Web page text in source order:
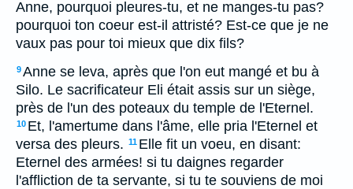
Anne, pourquoi pleures-tu, et ne manges-tu pas?
pourquoi ton coeur est-il attristé? Est-ce que je ne
vaux pas pour toi mieux que dix fils?
9Anne se leva, après que l'on eut mangé et bu à
Silo. Le sacrificateur Eli était assis sur un siège,
près de l'un des poteaux du temple de l'Eternel.
10 Et, l'amertume dans l'âme, elle pria l'Eternel et
versa des pleurs. 11 Elle fit un voeu, en disant:
Eternel des armées! si tu daignes regarder
l'affliction de ta servante, si tu te souviens de moi